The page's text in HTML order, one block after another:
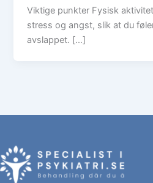
Viktige punkter Fysisk
stress og angst, slik at du
avslappet. […]